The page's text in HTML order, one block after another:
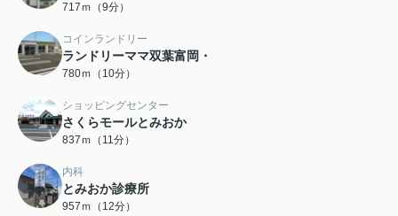
717ｍ（9分）
コインランドリー
ランドリーママ双葉富岡・
780ｍ（10分）
ショッピングセンター
さくらモールとみおか
837ｍ（11分）
内科
とみおか診療所
957ｍ（12分）